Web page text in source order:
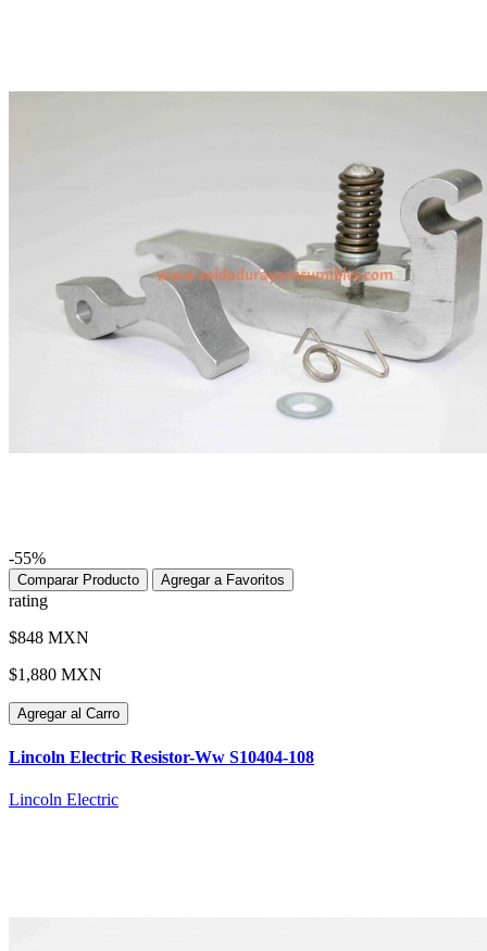
-55%
Comparar Producto Agregar a Favoritos
rating
$848 MXN
$1,880 MXN
Agregar al Carro
Lincoln Electric Resistor-Ww S10404-108
Lincoln Electric